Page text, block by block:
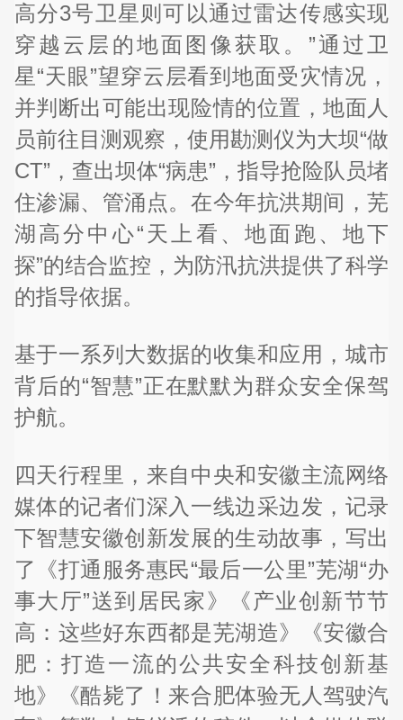
高分3号卫星则可以通过雷达传感实现
穿越云层的地面图像获取。”通过卫
星“天眼”望穿云层看到地面受灾情况，
并判断出可能出现险情的位置，地面人
员前往目测观察，使用勘测仪为大坝“做
CT”，查出坝体“病患”，指导抢险队员堵
住渗漏、管涌点。在今年抗洪期间，芜
湖高分中心“天上看、地面跑、地下
探”的结合监控，为防汛抗洪提供了科学
的指导依据。
基于一系列大数据的收集和应用，城市
背后的“智慧”正在默默为群众安全保驾
护航。
四天行程里，来自中央和安徽主流网络
媒体的记者们深入一线边采边发，记录
下智慧安徽创新发展的生动故事，写出
了《打通服务惠民“最后一公里”芜湖“办
事大厅”送到居民家》《产业创新节节
高：这些好东西都是芜湖造》《安徽合
肥：打造一流的公共安全科技创新基
地》《酷毙了！来合肥体验无人驾驶汽